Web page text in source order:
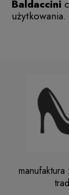
Baldaccini
użytkowania.